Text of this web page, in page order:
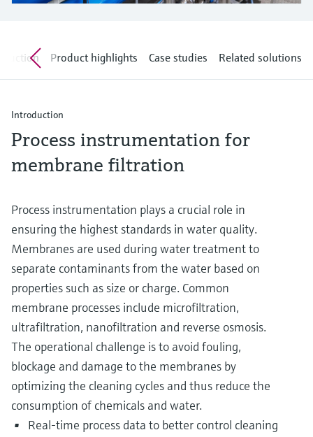
Find product-specific information and
documentation
Find spare parts by product root, order code,
Medição de nível com pressão
Comprar tudo
Product highlights Case studies Related solutions
Introduction
Process instrumentation for
membrane filtration
Process instrumentation plays a crucial role in
ensuring the highest standards in water quality.
Membranes are used during water treatment to
separate contaminants from the water based on
properties such as size or charge. Common
membrane processes include microfiltration,
ultrafiltration, nanofiltration and reverse osmosis.
The operational challenge is to avoid fouling,
blockage and damage to the membranes by
optimizing the cleaning cycles and thus reduce the
consumption of chemicals and water.
Real-time process data to better control cleaning